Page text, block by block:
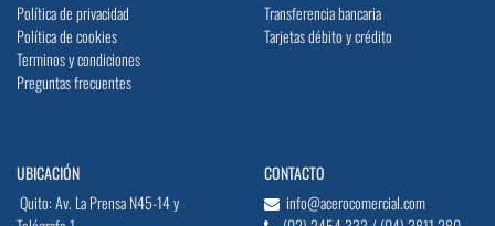
Política de privacidad
Política de cookies
Terminos y condiciones
Preguntas frecuentes
Transferencia bancaria
Tarjetas débito y crédito
UBICACIÓN
Quito: Av. La Prensa N45-14 y
CONTACTO
info@acerocomercial.com